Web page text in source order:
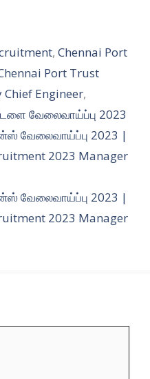
,Chennai Port
Port Trust
Engineer,
வேலைவாய்ப்பு 2023
வேலைவாய்ப்பு 2023 |
2023 Manager
வேலைவாய்ப்பு 2023 |
2023 Manager